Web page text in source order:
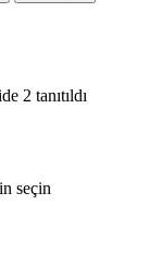
2 tanıtıldı
seçin